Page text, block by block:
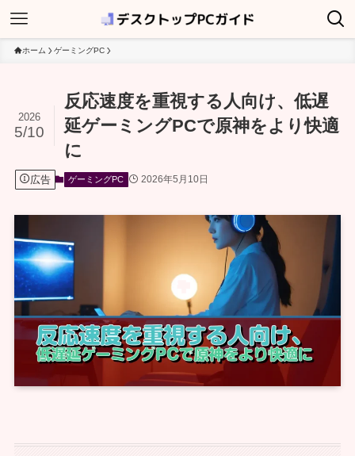
ホーム ゲーミングPC
反応速度を重視する人向け、低遅
延ゲーミングPCで原神をより快適
に
2026
5/10
広告 ゲーミングPC 2026年5月10日